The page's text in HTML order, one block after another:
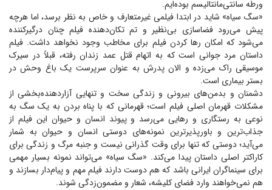
ورطه سانتی‌مانتالیسم بوده‌ایم.
«سگ سیاه» شاید در ابتدا فیلمی غیرمتعارف و خاص به نظر برسد، اما هرچه
پیش می‌رود فضاسازی بی‌نظیر و تم تکان‌دهنده فیلم چنان درگیرکننده
می‌شود که امکان رها کردن فیلم برای مخاطب وجود نخواهد داشت. فیلم
داستان مرد جوانی است که به اتهام قتل عمد زندان رفته، قبلاً در سیرک
موسیقی راک می‌زده و الان پدرش به عنوان سرپرست یک باغ وحش در
بستر بیماری است.
دشمنان و بدمن‌های بیرونی و زندگی سخت و تنهایی آزاردهنده‌بخشی از
مشکلات قهرمان اصلی فیلم است؛ قهرمانی که با پناه بردن به یک سگ به
نوعی به رستگاری و رهایی می‌رسد و پیوند انسان و حیوان این فیلم از
جذاب‌ترین و باورپذیرترین نمونه‌های دوستی انسان و حیوان به شمار
می‌آید؛ دوستی که تنها برای وقت گذرانی نیست و جنبه مرگ و زندگی برای
کاراکتر اصلی داستان پیدا می‌کند. «سگ سیاه» می‌تواند نمونه بسیار مهمی
برای سینماگران ایرانی باشد که هم دوست دارند فیلم مهم و پیام‌دار بسازند و
هم نمی‌خواهند وارد فضای کلیشه، شعار و مضمون‌زدگی شوند.